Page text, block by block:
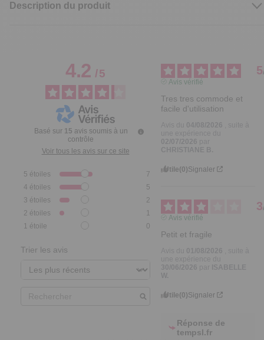
Description du produit
4.2/5
Basé sur 15 avis soumis à un
contrôle
Voir tous les avis sur ce site
5 étoiles
7
4 étoiles
5
3 étoiles
2
2 étoiles
1
1 étoile 0
Trier les avis
5
Avis vérifié
Tres tres commode et
facile d'utilisation
Utile(0)Signaler
3
Avis vérifié
Petit et fragile
Utile(0)Signaler
Réponse de
tempsl.fr